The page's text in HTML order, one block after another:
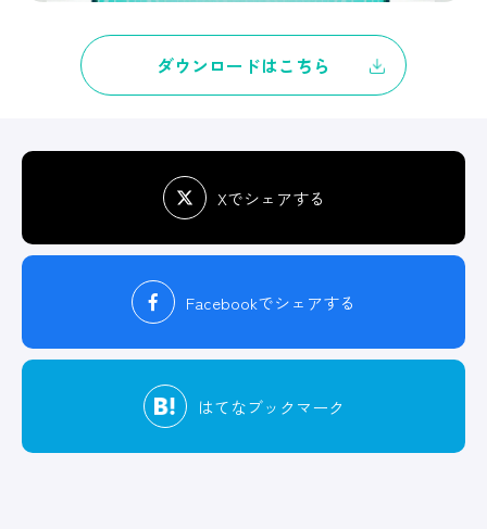
ダウンロードはこちら
Xでシェアする
Facebookでシェアする
はてなブックマーク